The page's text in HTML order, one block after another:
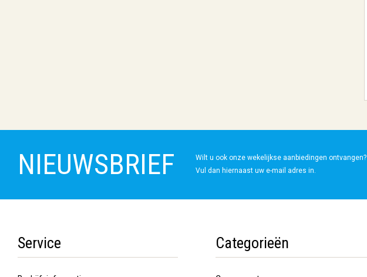
NIEUWSBRIEF
Wilt u ook onze wekelijkse aanbiedingen ontvangen?
Vul dan hiernaast uw e-mail adres in.
Service Categorieën